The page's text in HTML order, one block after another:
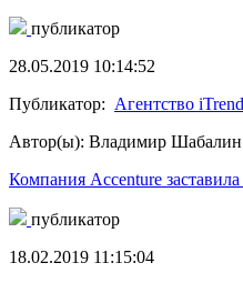
публикатор
28.05.2019 10:14:52
Публикатор: Агентство iTrend
Автор(ы): Владимир Шабалин
Компания Accenture
публикатор
18.02.2019 11:15:04